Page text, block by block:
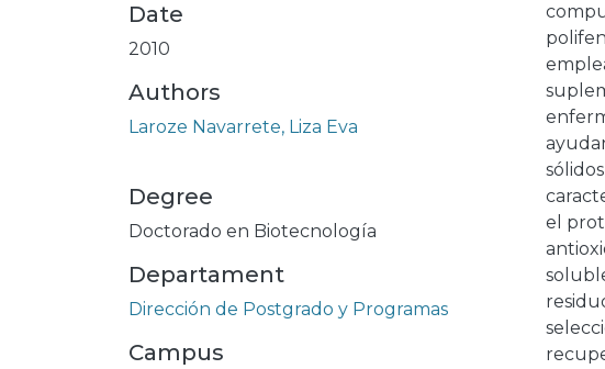
Date
2010
Authors
Laroze Navarrete, Liza Eva
Degree
Doctorado en Biotecnología
Departament
Dirección de Postgrado y Programas
Campus
el